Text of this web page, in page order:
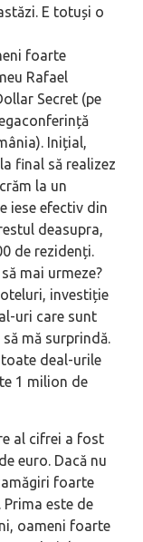
E totuși o
foarte
Rafael
Secret (pe
Inițial,
final să realizez
la un
iese efectiv din
deasupra,
de rezidenți.
mai urmeze?
investiție
uri care sunt
mă surprindă.
deal-urile
1 milion de
al cifrei a fost
euro. Dacă nu
foarte
este de
oameni foarte